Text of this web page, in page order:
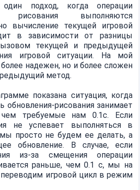
подход, когда операции
выполняются
вычисление текущей игровой
в зависимости от разницы
текущей и предыдущей
игровой ситуации. На мой
более надежен, но и более сложен
метод.
показана ситуация, когда
обновления-рисования занимает
требуемые нам 0.1с. Если
не успевает выполняться в
просто не будем ее делать, а
обновление. В случае, если
из-за смещения операции
раньше, чем 0.1 с, мы на
игровой цикл в режим